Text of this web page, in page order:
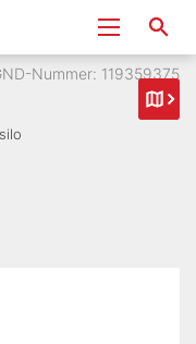
Nummer: 119359375